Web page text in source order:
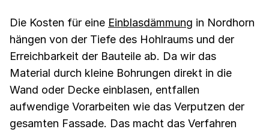
Die Kosten für eine Einblasdämmung in Nordhorn
hängen von der Tiefe des Hohlraums und der
Erreichbarkeit der Bauteile ab. Da wir das
Material durch kleine Bohrungen direkt in die
Wand oder Decke einblasen, entfallen
aufwendige Vorarbeiten wie das Verputzen der
gesamten Fassade. Das macht das Verfahren